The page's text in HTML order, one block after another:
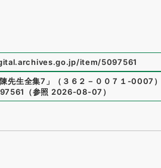
item/5097561
先生全集7 」 （ ３６２－００７１-0007 ）
（参照 2026-08-07 ）